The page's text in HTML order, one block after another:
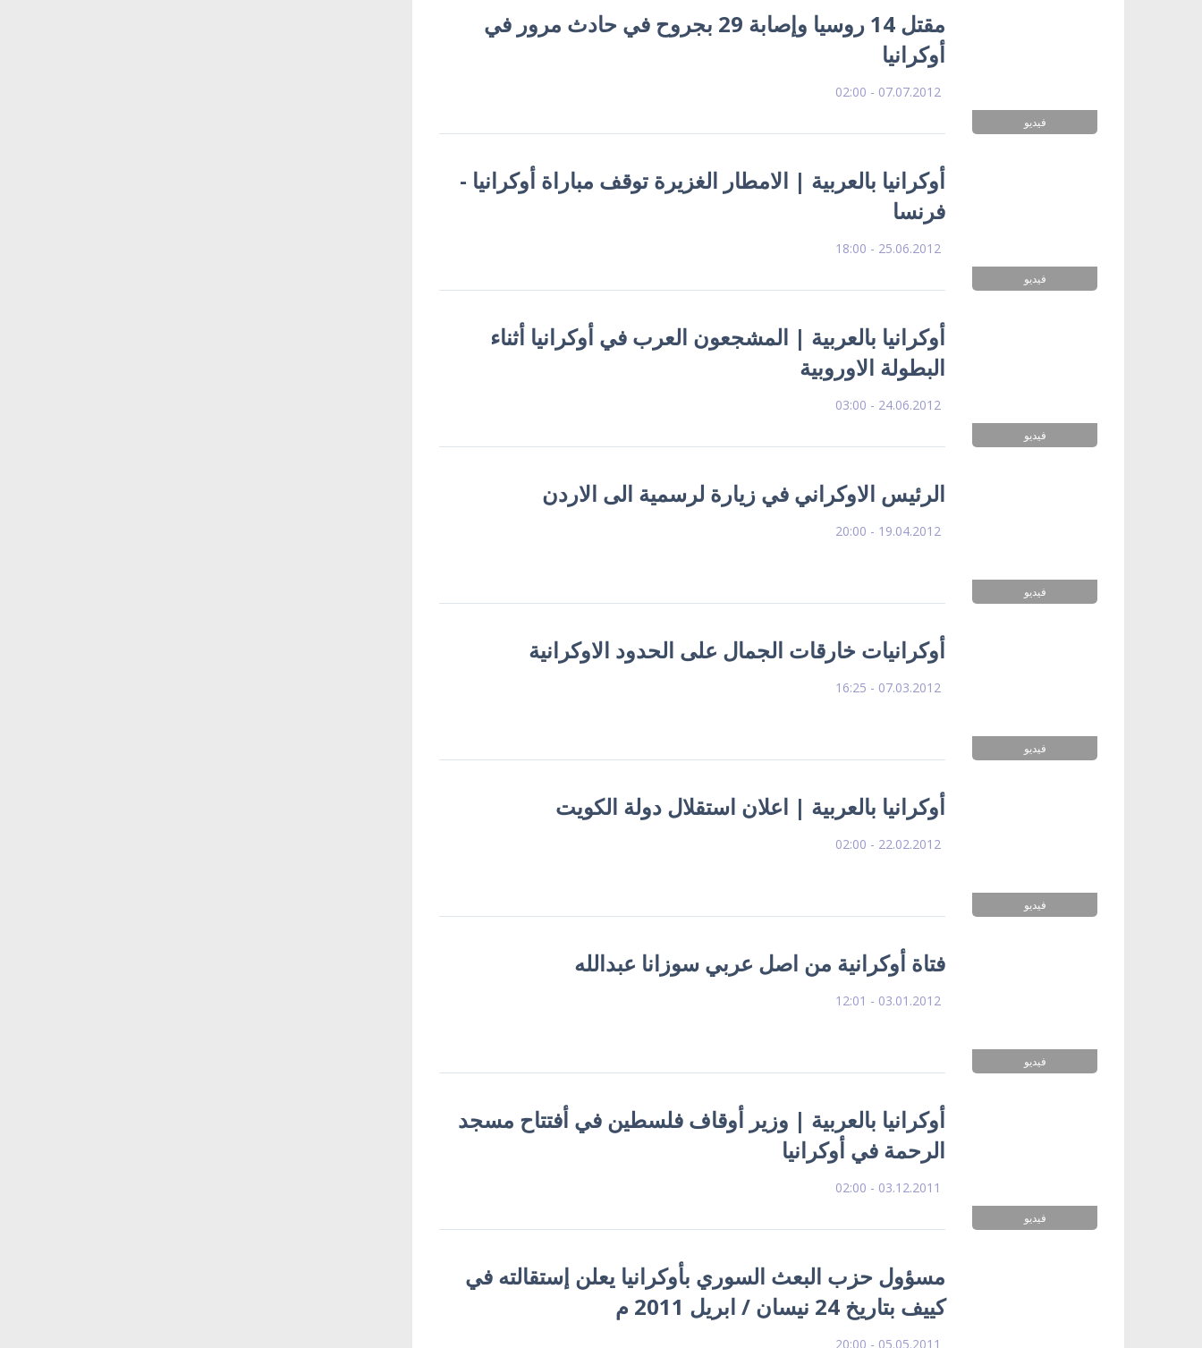
فيديو
مقتل 14 روسيا وإصابة 29 بجروح في حادث مرور في
أوكرانيا
07.07.2012 - 02:00
فيديو
أوكرانيا بالعربية | الامطار الغزيرة توقف مباراة أوكرانيا -
فرنسا
25.06.2012 - 18:00
فيديو
أوكرانيا بالعربية | المشجعون العرب في أوكرانيا أثناء
البطولة الاوروبية
24.06.2012 - 03:00
فيديو
الرئيس الاوكراني في زيارة لرسمية الى الاردن
19.04.2012 - 20:00
فيديو
أوكرانيات خارقات الجمال على الحدود الاوكرانية
07.03.2012 - 16:25
فيديو
أوكرانيا بالعربية | اعلان استقلال دولة الكويت
22.02.2012 - 02:00
فيديو
فتاة أوكرانية من اصل عربي سوزانا عبدالله
03.01.2012 - 12:01
فيديو
أوكرانيا بالعربية | وزير أوقاف فلسطين في أفتتاح مسجد
الرحمة في أوكرانيا
03.12.2011 - 02:00
مسؤول حزب البعث السوري بأوكرانيا يعلن إستقالته في
كييف بتاريخ 24 نيسان / ابريل 2011 م
05.05.2011 - 20:00